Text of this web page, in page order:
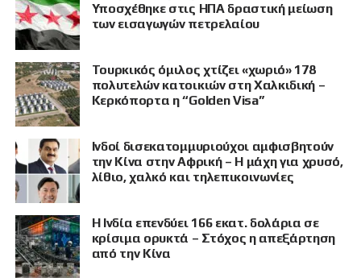
Υποσχέθηκε στις ΗΠΑ δραστική μείωση
των εισαγωγών πετρελαίου
Τουρκικός όμιλος χτίζει «χωριό» 178
πολυτελών κατοικιών στη Χαλκιδική –
Κερκόπορτα η “Golden Visa”
Ινδοί δισεκατομμυριούχοι αμφισβητούν
την Κίνα στην Αφρική – Η μάχη για χρυσό,
λίθιο, χαλκό και τηλεπικοινωνίες
Η Ινδία επενδύει 166 εκατ. δολάρια σε
κρίσιμα ορυκτά – Στόχος η απεξάρτηση
από την Κίνα